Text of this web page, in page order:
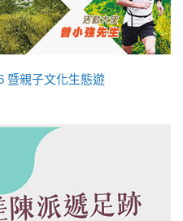
暨親子文化生態遊